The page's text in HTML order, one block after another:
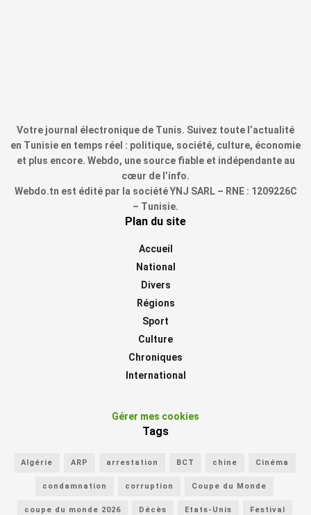
Votre journal électronique de Tunis. Suivez toute l’actualité
en Tunisie en temps réel : politique, société, culture, économie
et plus encore. Webdo, une source fiable et indépendante au
cœur de l’info.
Webdo.tn est édité par la société YNJ SARL – RNE : 1209226C
– Tunisie.
Plan du site
Accueil
National
Divers
Régions
Sport
Culture
Chroniques
International
Gérer mes cookies
Tags
Algérie ARP arrestation BCT chine Cinéma
condamnation corruption Coupe du Monde
coupe du monde 2026 Décès Etats-Unis Festival